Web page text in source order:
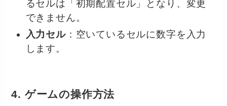
るセルは「初期配置セル」となり、変更
できません。
入力セル：空いているセルに数字を入力
します。
4. ゲームの操作方法